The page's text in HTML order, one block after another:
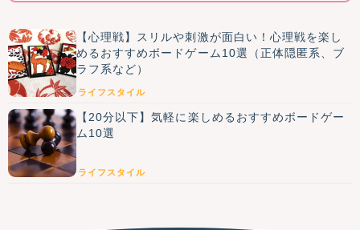
【心理戦】スリルや刺激が面白い！心理戦を楽し
めるおすすめボードゲーム10選（正体隠匿系、ブ
ラフ系など）
ライフスタイル
【20分以下】気軽に楽しめるおすすめボードゲー
ム10選
ライフスタイル